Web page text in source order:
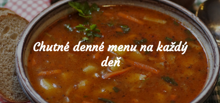
Chutné denné menu na každý
deň